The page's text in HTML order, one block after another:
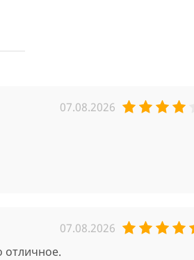
07.08.2026
07.08.2026
отличное.